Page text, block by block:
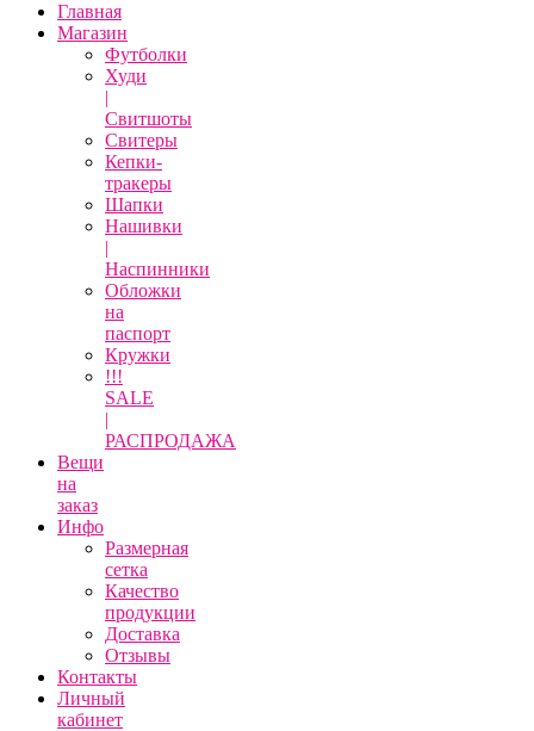
Главная
Магазин
Футболки
Худи
|
Свитшоты
Свитеры
Кепки-
тракеры
Шапки
Нашивки
|
Наспинники
Обложки
на
паспорт
Кружки
!!!
SALE
|
РАСПРОДАЖА
Вещи
на
заказ
Инфо
Размерная
сетка
Качество
продукции
Доставка
Отзывы
Контакты
Личный
кабинет